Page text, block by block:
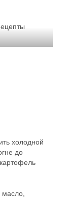
холодной
до